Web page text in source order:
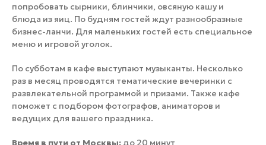
попробовать сырники, блинчики, овсяную кашу и
блюда из яиц. По будням гостей ждут разнообразные
бизнес-ланчи. Для маленьких гостей есть специальное
меню и игровой уголок.
По субботам в кафе выступают музыканты. Несколько
раз в месяц проводятся тематические вечеринки с
развлекательной программой и призами. Также кафе
поможет с подбором фотографов, аниматоров и
ведущих для вашего праздника.
Время в пути от Москвы: до 20 минут